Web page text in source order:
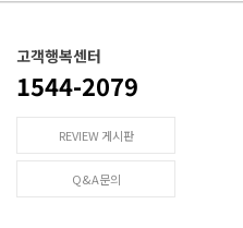
고객행복센터
1544-2079
REVIEW 게시판
Q&A문의